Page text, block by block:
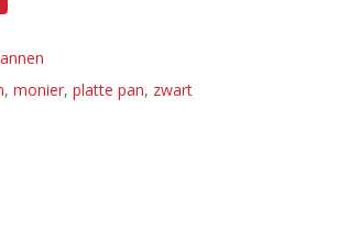
,monier,platte pan, zwart